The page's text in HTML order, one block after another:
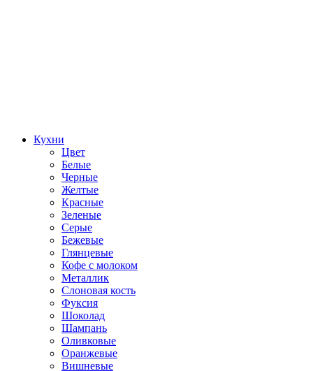
Кухни
Цвет
Белые
Черные
Желтые
Красные
Зеленые
Серые
Бежевые
Глянцевые
Кофе с молоком
Металлик
Слоновая кость
Фуксия
Шоколад
Шампань
Оливковые
Оранжевые
Вишневые